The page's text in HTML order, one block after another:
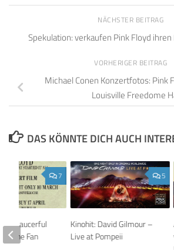
NÄCHSTER BEITRAG
Spekulation: verkaufen Pink Floyd
VORHERIGER BEITRAG
Michael Conen Konzertfotos: Pink
Louisville Freedome
DAS KÖNNTE DICH AUCH
5
Kinohit: David Gilmour –
Live at Pompeii
7
Saucerful
– The Fan